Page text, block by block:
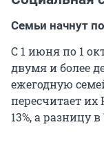
Семьи начнут
С 1 июня по 1
двумя и более
ежегодную
пересчитает их
13%, а разницу